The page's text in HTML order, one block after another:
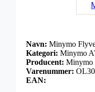
Navn: Minymo
Kategori: Minymo
Producent: Minymo
Varenummer:
EAN: